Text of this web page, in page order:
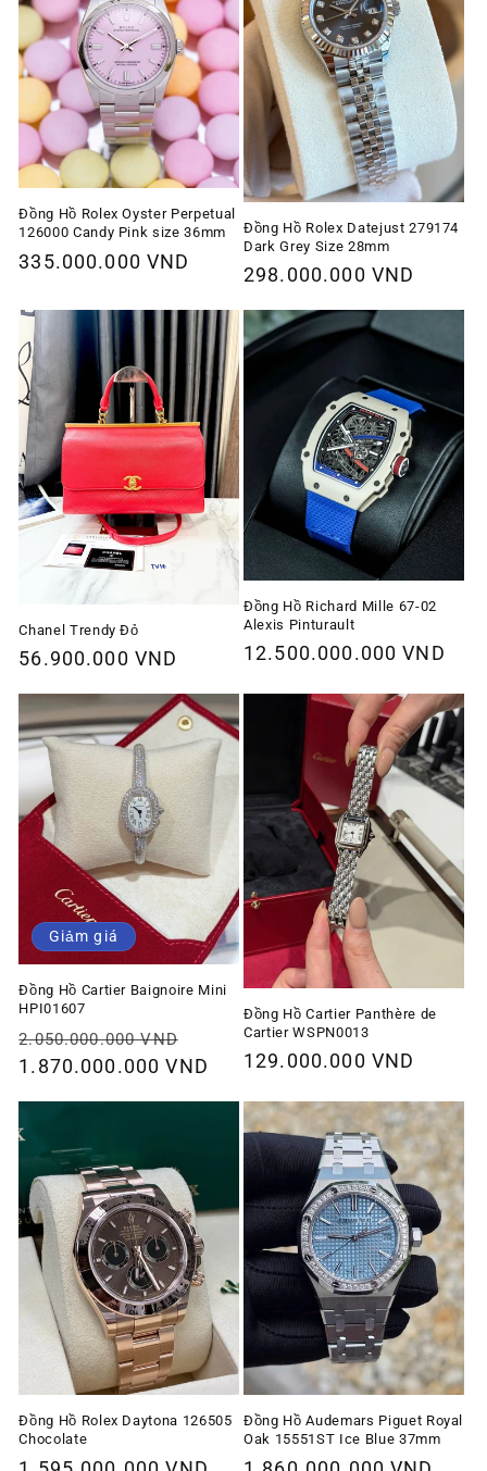
Đồng Hồ Rolex Oyster Perpetual
126000 Candy Pink size 36mm
Giá
thường
335.000.000 VND
Đồng Hồ Rolex Datejust 279174
Dark Grey Size 28mm
Giá
thường
298.000.000 VND
Chanel Trendy Đỏ
Giá
thường
56.900.000 VND
Đồng Hồ Richard Mille 67-02
Alexis Pinturault
Giá
thường
12.500.000.000 VND
Giảm giá
Đồng Hồ Cartier Baignoire Mini
HPI01607
Giá
thông
2.050.000.000 VND
ưu
1.870.000.000 VND
Đồng Hồ Cartier Panthère de
Cartier WSPN0013
Giá
thường
129.000.000 VND
Đồng Hồ Rolex Daytona 126505
Chocolate
Đồng Hồ Audemars Piguet Royal
Oak 15551ST Ice Blue 37mm